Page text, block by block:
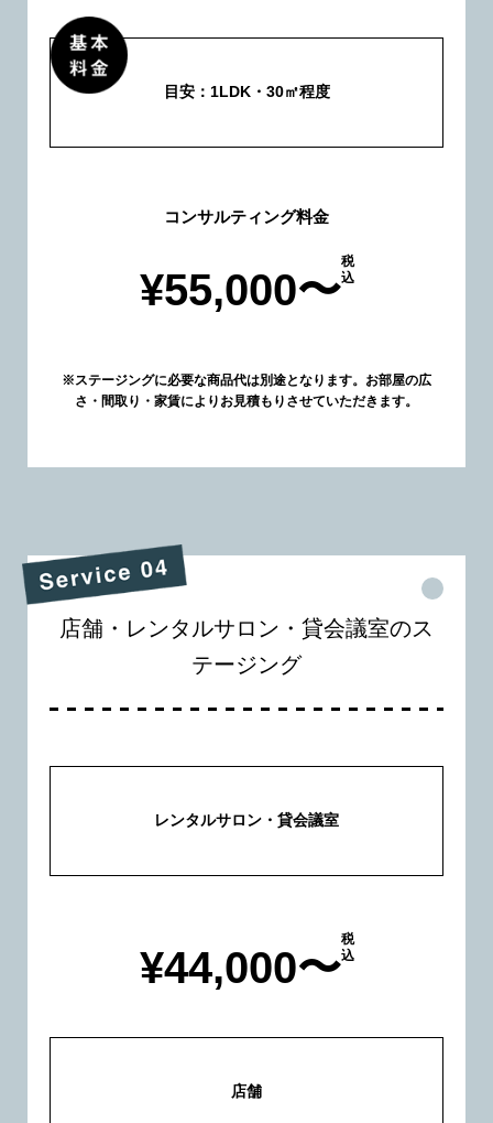
目安：1LDK・30㎡程度
コンサルティング料金
¥55,000〜
税
込
※ステージングに必要な商品代は別途となります。お部屋の広
さ・間取り・家賃によりお見積もりさせていただきます。
店舗・レンタルサロン・貸会議室のス
テージング
レンタルサロン・貸会議室
¥44,000〜
税
込
店舗